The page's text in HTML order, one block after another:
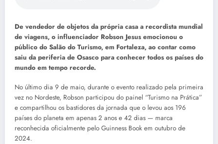
De vendedor de objetos da própria casa a recordista mundial
de viagens, o influenciador Robson Jesus emocionou o
público do Salão do Turismo, em Fortaleza, ao contar como
saiu da periferia de Osasco para conhecer todos os países do
mundo em tempo recorde.
No último dia 9 de maio, durante o evento realizado pela primeira
vez no Nordeste, Robson participou do painel “Turismo na Prática”
e compartilhou os bastidores da jornada que o levou aos 196
países do planeta em apenas 2 anos e 42 dias — marca
reconhecida oficialmente pelo Guinness Book em outubro de
2024.